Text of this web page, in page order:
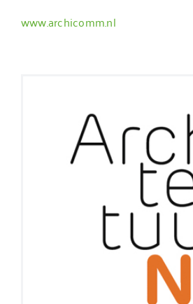
www.archicomm.nl